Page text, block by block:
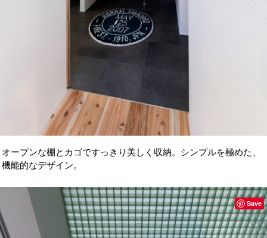
オープンな棚とカゴですっきり美しく収納。シンプルを極めた、
機能的なデザイン。
Save